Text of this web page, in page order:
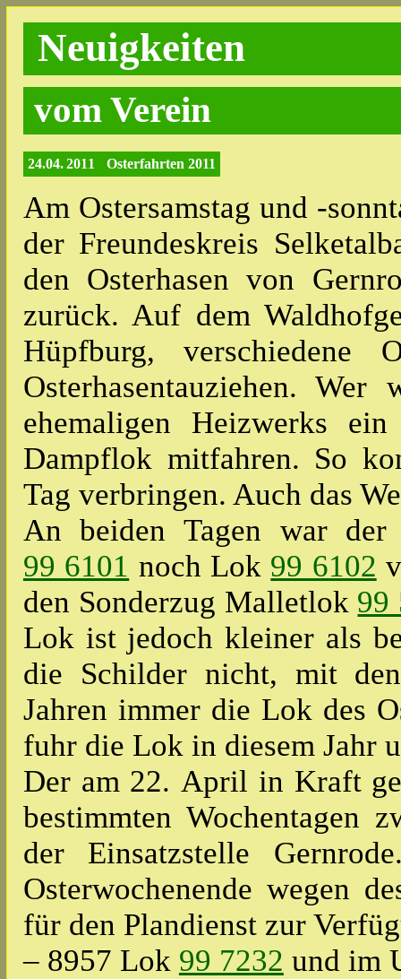
Neuigkeiten
vom Verein
24.04. 2011 Osterfahrten 2011
Am Ostersamstag und -
der Freundeskreis
den Osterhasen von
zurück. Auf dem
Hüpfburg, verschiedene
Osterhasentauziehen.
ehemaligen Heizwerks
Dampflok mitfahren. So
Tag verbringen. Auch das
An beiden Tagen war
99 6101 noch Lok 99 6102
den Sonderzug Malletlok 99
Lok ist jedoch kleiner als
die Schilder nicht, mit
Jahren immer die Lok des
fuhr die Lok in diesem Jahr
Der am 22. April in Kraft
bestimmten Wochentagen
der Einsatzstelle
Osterwochenende wegen
für den Plandienst zur
– 8957 Lok 99 7232 und im